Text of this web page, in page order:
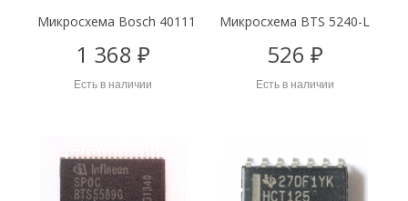
Микросхема Bosch 40111
1 368 ₽
Есть в наличии
Микросхема BTS 5240-L
526 ₽
Есть в наличии